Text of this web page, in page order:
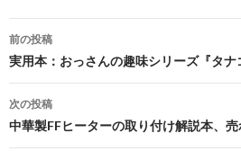
投
稿
ナ
ビ
前の投稿
実用本：おっさんの趣味シリーズ『タナ
次の投稿
中華製FFヒーターの取り付け解説本、売